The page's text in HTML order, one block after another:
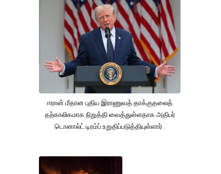
ஈரான் மீதான புதிய இராணுவத் தாக்குதலைத்
தற்காலிகமாக நிறுத்தி வைத்துள்ளதாக அதிபர்
டொனால்ட் டிரம்ப் உறுதிப்படுத்தியுள்ளார் .